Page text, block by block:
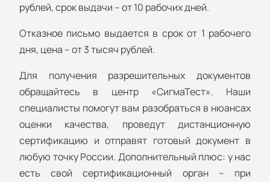
рублей, срок выдачи – от 10 рабочих дней.
Отказное письмо выдается в срок от 1 рабочего
дня, цена – от 3 тысяч рублей.
Для получения разрешительных документов
обращайтесь в центр «СигмаТест». Наши
специалисты помогут вам разобраться в нюансах
оценки качества, проведут дистанционную
сертификацию и отправят готовый документ в
любую точку России. Дополнительный плюс: у нас
есть свой сертификационный орган – при